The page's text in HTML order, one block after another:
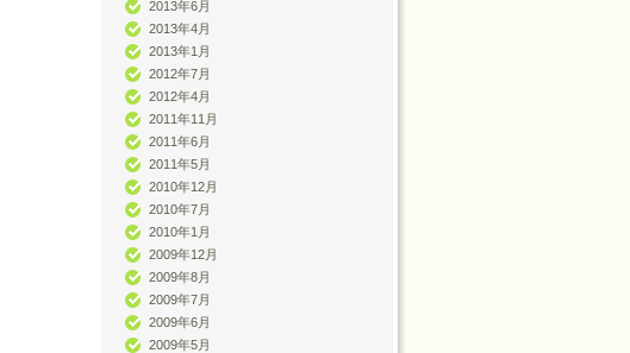
2013年6月
2013年4月
2013年1月
2012年7月
2012年4月
2011年11月
2011年6月
2011年5月
2010年12月
2010年7月
2010年1月
2009年12月
2009年8月
2009年7月
2009年6月
2009年5月